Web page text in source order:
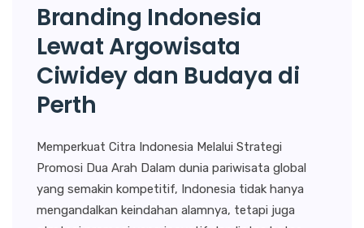
Branding Indonesia
Lewat Argowisata
Ciwidey dan Budaya di
Perth
Memperkuat Citra Indonesia Melalui Strategi
Promosi Dua Arah Dalam dunia pariwisata global
yang semakin kompetitif, Indonesia tidak hanya
mengandalkan keindahan alamnya, tetapi juga